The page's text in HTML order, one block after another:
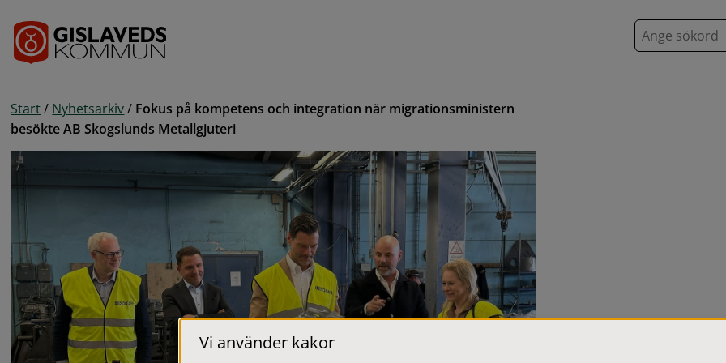
S
ö
Start / Nyhetsarkiv / Fokus på kompetens och integration när migrationsministern
besökte AB Skogslunds Metallgjuteri
Vi använder kakor